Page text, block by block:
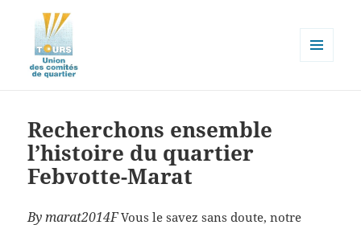
la ville de Tours
Recherchons ensemble
l’histoire du quartier
Febvotte-Marat
Bymarat2014FVous le savez sans doute, notre